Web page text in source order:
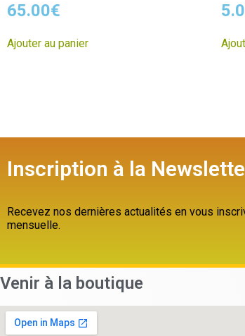
65.00€
Ajouter au panier
Inscription à la
Recevez nos dernières actualités en vous
mensuelle.
Venir à la boutique